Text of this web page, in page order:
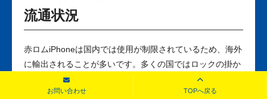
流通状況
赤ロムiPhoneは国内では使用が制限されているため、海外
に輸出されることが多いです。多くの国ではロックの掛か
った端末は利用できないため、そういった国々では赤ロム
iPhoneが再利用されるケースがあります。しかしこの場合
お問い合わせ TOPへ戻る